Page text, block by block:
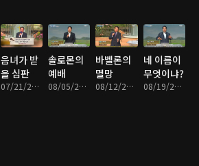
음녀가 받
을 심판
07/21/2016 • 39분
솔로몬의
예배
08/05/2016 • 43분
바벨론의
멸망
08/12/2016 • 43분
네 이름이
무엇이냐?
08/19/2016 • 42분